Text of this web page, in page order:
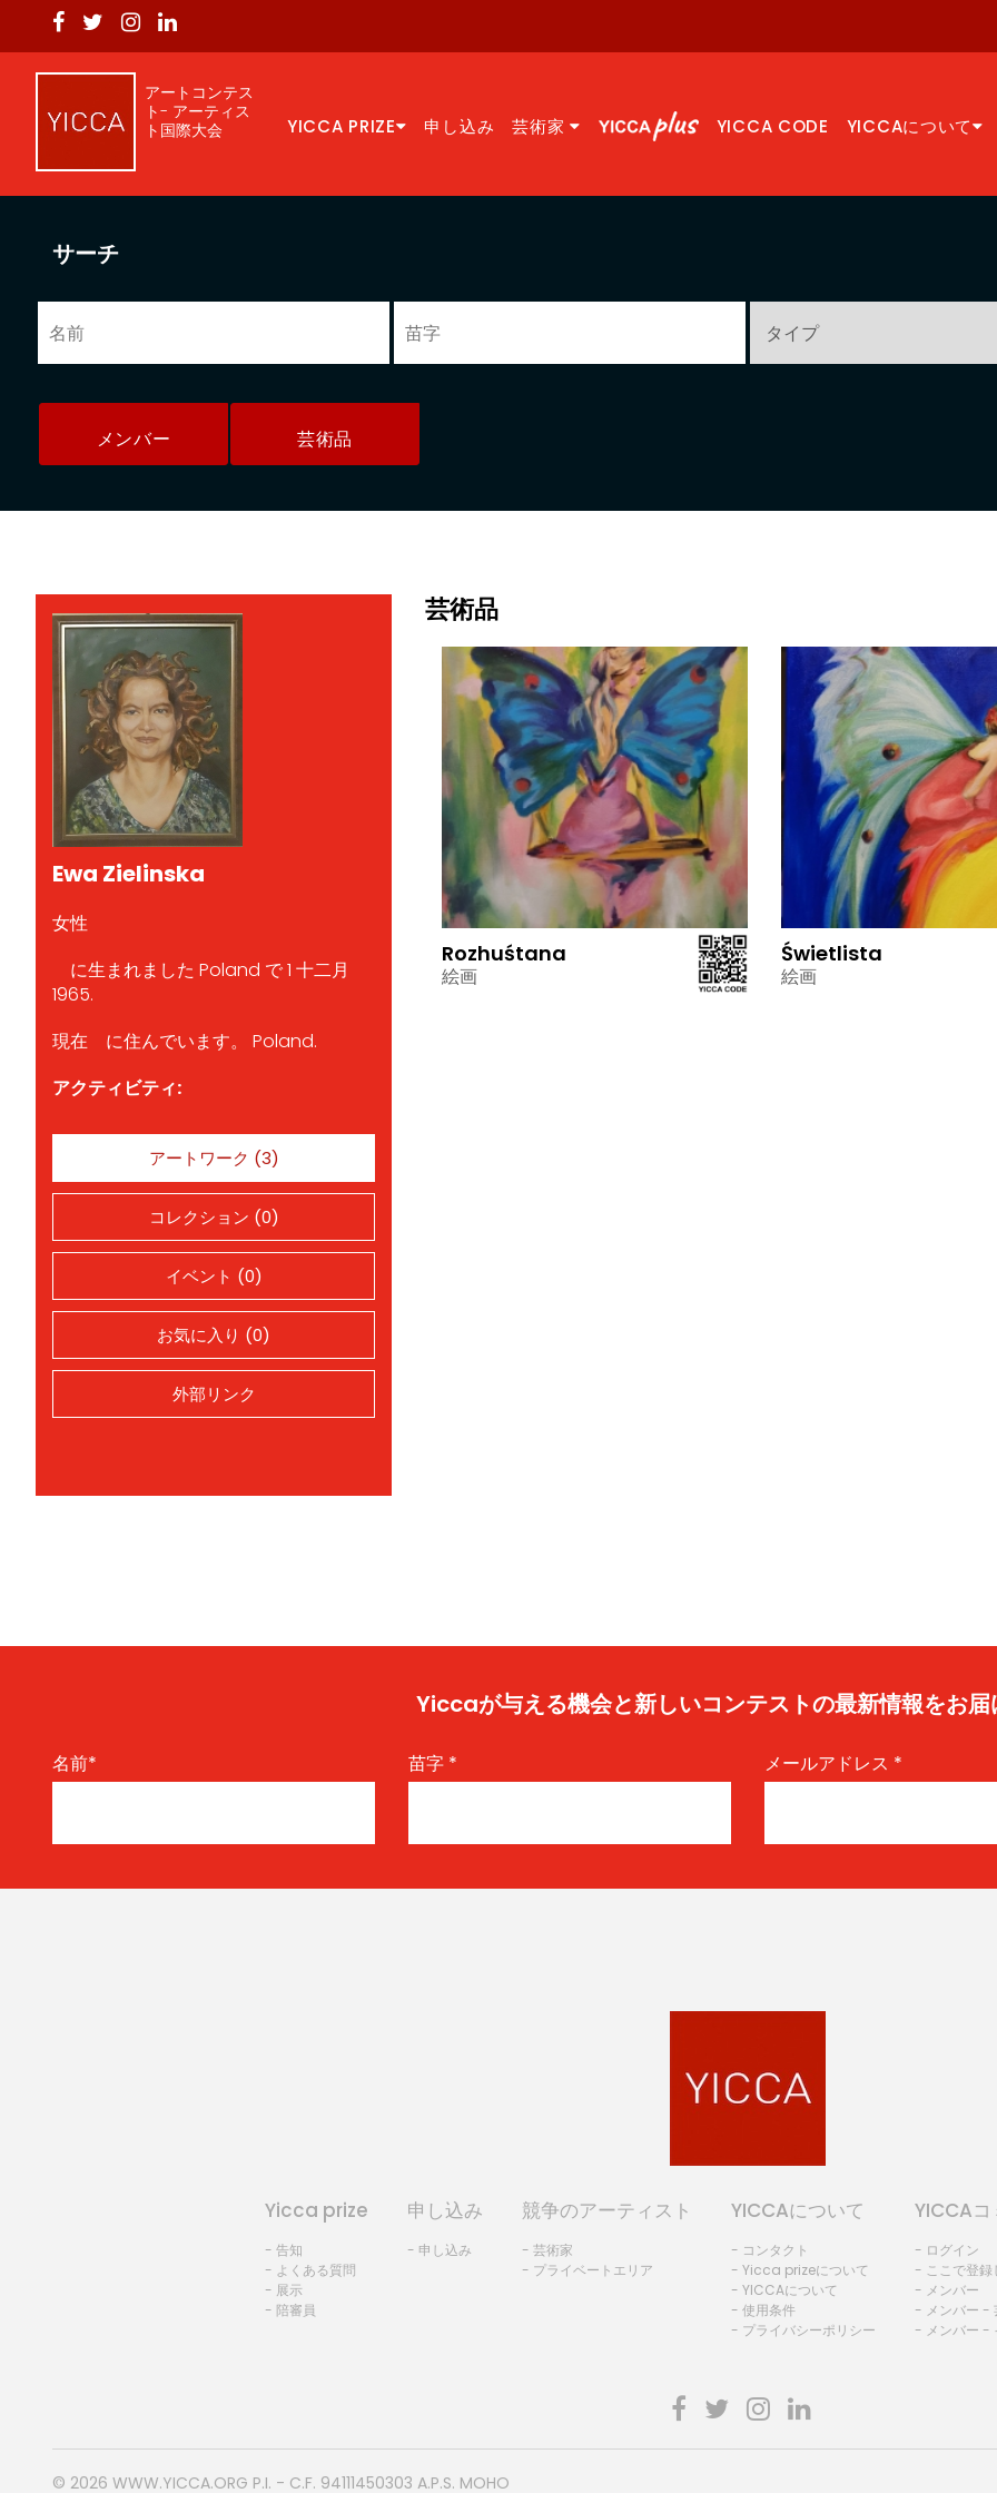
アートコンテス
ト- アーティス
ト国際大会
YICCA PRIZE 申し込み 芸術家 YICCA CODE YICCAについて
サーチ
メンバー 芸術品
Ewa Zielinska
女性
に生まれました Poland で 1 十二月
1965.
現在 に住んでいます。 Poland.
アクティビティ:
アートワーク (3)
コレクション (0)
イベント (0)
お気に入り (0)
外部リンク
芸術品
Rozhuśtana
絵画
Świetlista
絵画
Yiccaが与える機会と新しいコンテストの最新情報をお届
名前* 苗字 * メールアドレス *
Yicca prize
- 告知
- よくある質問
- 展示
- 陪審員
申し込み
- 申し込み
競争のアーティスト
- 芸術家
- プライベートエリア
YICCAについて
- コンタクト
- Yicca prizeについて
- YICCAについて
- 使用条件
- プライバシーポリシー
YICCA
- ログイン
- ここで登録
- メンバー
- メンバー -
- メンバー -
© 2026 WWW.YICCA.ORG P.I. - C.F. 94111450303 A.P.S. MOHO